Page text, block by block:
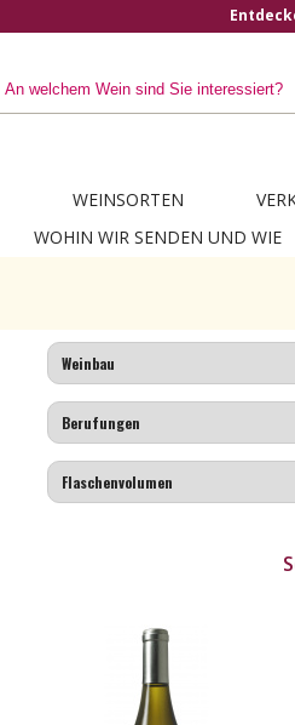
WEINSORTEN
WOHIN WIR SENDEN UND WIE